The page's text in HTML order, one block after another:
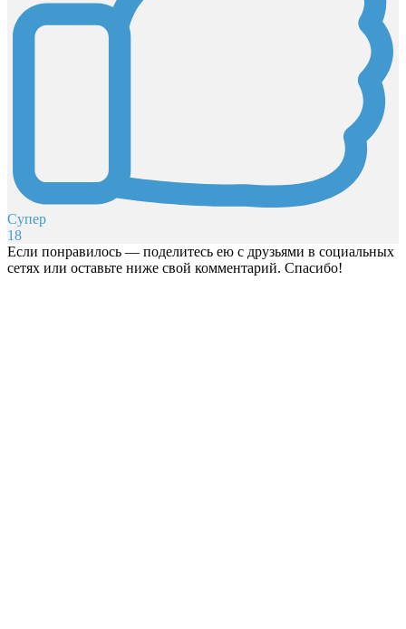
Супер
18
Если понравилось — поделитесь ею с друзьями в социальных
сетях или оставьте ниже свой комментарий. Спасибо!